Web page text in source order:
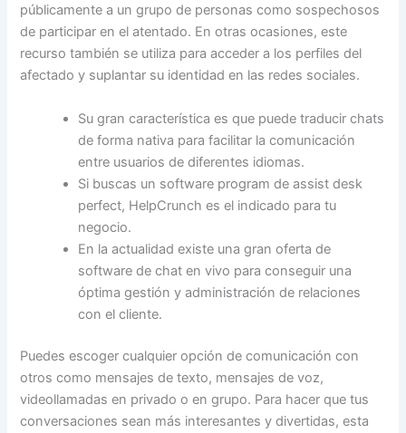
públicamente a un grupo de personas como sospechosos
de participar en el atentado. En otras ocasiones, este
recurso también se utiliza para acceder a los perfiles del
afectado y suplantar su identidad en las redes sociales.
Su gran característica es que puede traducir chats
de forma nativa para facilitar la comunicación
entre usuarios de diferentes idiomas.
Si buscas un software program de assist desk
perfect, HelpCrunch es el indicado para tu
negocio.
En la actualidad existe una gran oferta de
software de chat en vivo para conseguir una
óptima gestión y administración de relaciones
con el cliente.
Puedes escoger cualquier opción de comunicación con
otros como mensajes de texto, mensajes de voz,
videollamadas en privado o en grupo. Para hacer que tus
conversaciones sean más interesantes y divertidas, esta